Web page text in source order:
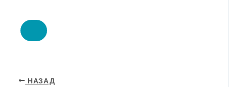
НАЗАД